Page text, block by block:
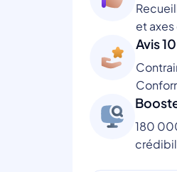
et
Avis
180